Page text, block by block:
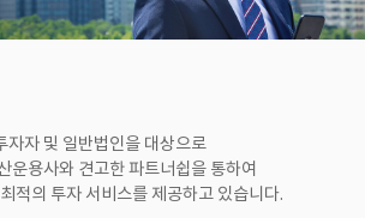
자자 및 일반법인을 대상으로
운용사와 견고한 파트너쉽을 통하여
적의 투자 서비스를 제공하고 있습니다.